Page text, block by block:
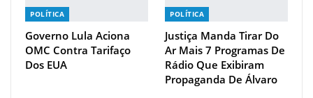
POLÍTICA
Governo Lula Aciona
OMC Contra Tarifaço
Dos EUA
POLÍTICA
Justiça Manda Tirar Do
Ar Mais 7 Programas De
Rádio Que Exibiram
Propaganda De Álvaro